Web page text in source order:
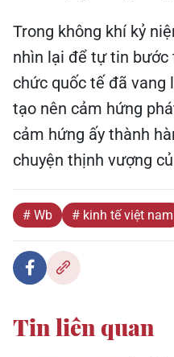
Trong không khí kỷ
nhìn lại để tự tin
chức quốc tế đã vang
tạo nên cảm hứng
cảm hứng ấy thành
chuyện thịnh vượng
# Wb # kinh tế việt nam
Tin liên quan